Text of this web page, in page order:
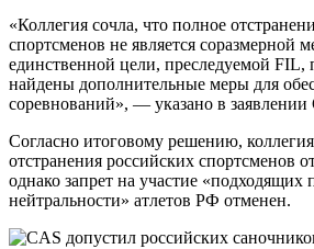
«Коллегия сочла, что полное
спортсменов не является соразмерной
единственной цели, преследуемой FIL,
найдены дополнительные меры для
соревнований», — указано в заявлении
Согласно итоговому решению,
отстранения российских спортсменов
однако запрет на участие «подходящих
нейтральности» атлетов РФ отменен.